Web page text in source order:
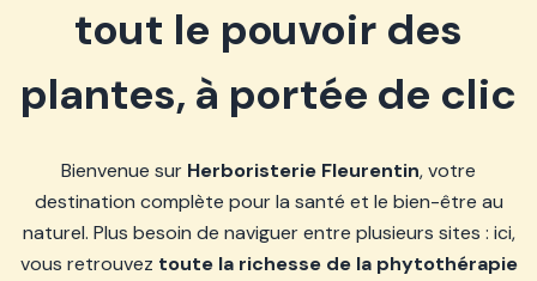
tout le pouvoir des
plantes, à portée de clic
Bienvenue sur Herboristerie Fleurentin, votre
destination complète pour la santé et le bien-être au
naturel. Plus besoin de naviguer entre plusieurs sites : ici,
vous retrouvez toute la richesse de la phytothérapie